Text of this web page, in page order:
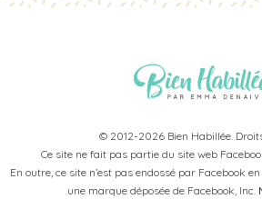
© 2012-2026 Bien Habillée.
Ce site ne fait pas partie du site web
En outre, ce site n’est pas endossé par Facebook
une marque déposée de Facebook, Inc.